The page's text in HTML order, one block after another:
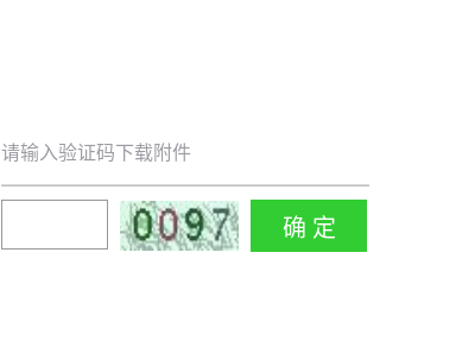
请输入验证码下载附件